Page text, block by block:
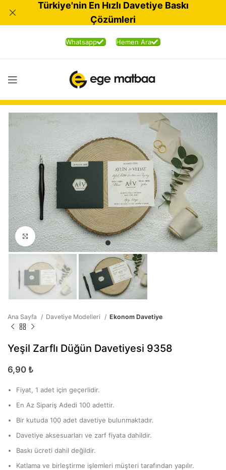
Whatsapp Hemen Ara
Büyütmek için tıklayın
Ana Sayfa Davetiye Modelleri Ekonom Davetiye
Yeşil Zarflı Düğün Davetiyesi 9358
6,90 ₺
Fiyat, 1 adet için geçerlidir.
En Az Sipariş Adedi 100 adettir.
Bir kutuda 100 adet davetiye bulunmaktadır.
Davetiye aksesuarları ve zarf fiyata dahildir.
Baskı ücreti dahil değildir.
Katlama ve birleştirme işlemleri müşteri tarafından yapılır.
Türkiye'nin En Hızlı Davetiye Baskı
Çözümleri